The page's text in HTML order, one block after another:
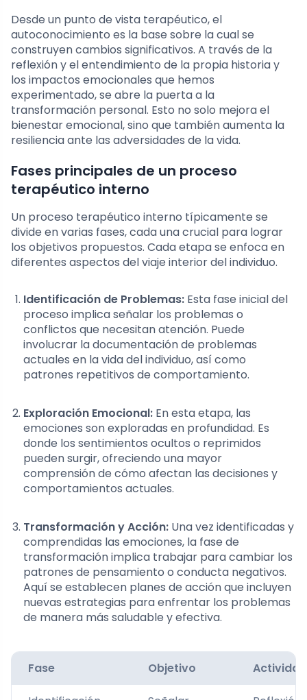
Desde un punto de vista terapéutico, el
autoconocimiento es la base sobre la cual se
construyen cambios significativos. A través de la
reflexión y el entendimiento de la propia historia y
los impactos emocionales que hemos
experimentado, se abre la puerta a la
transformación personal. Esto no solo mejora el
bienestar emocional, sino que también aumenta la
resiliencia ante las adversidades de la vida.
Fases principales de un proceso
terapéutico interno
Un proceso terapéutico interno típicamente se
divide en varias fases, cada una crucial para lograr
los objetivos propuestos. Cada etapa se enfoca en
diferentes aspectos del viaje interior del individuo.
Identificación de Problemas: Esta fase inicial del
proceso implica señalar los problemas o
conflictos que necesitan atención. Puede
involucrar la documentación de problemas
actuales en la vida del individuo, así como
patrones repetitivos de comportamiento.
Exploración Emocional: En esta etapa, las
emociones son exploradas en profundidad. Es
donde los sentimientos ocultos o reprimidos
pueden surgir, ofreciendo una mayor
comprensión de cómo afectan las decisiones y
comportamientos actuales.
Transformación y Acción: Una vez identificadas y
comprendidas las emociones, la fase de
transformación implica trabajar para cambiar los
patrones de pensamiento o conducta negativos.
Aquí se establecen planes de acción que incluyen
nuevas estrategias para enfrentar los problemas
de manera más saludable y efectiva.
Fase Objetivo